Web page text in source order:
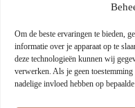
Om de beste ervaringen te bieden,
informatie over je apparaat op te
deze technologieën kunnen wij
verwerken. Als je geen
nadelige invloed hebben op